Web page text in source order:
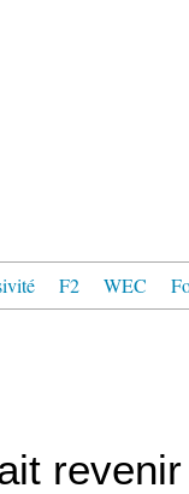
F2 WEC